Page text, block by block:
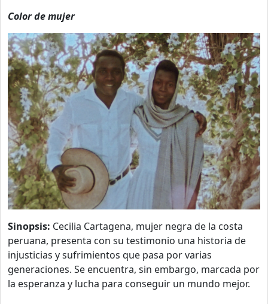
Color de mujer
Sinopsis: Cecilia Cartagena, mujer negra de la costa
peruana, presenta con su testimonio una historia de
injusticias y sufrimientos que pasa por varias
generaciones. Se encuentra, sin embargo, marcada por
la esperanza y lucha para conseguir un mundo mejor.